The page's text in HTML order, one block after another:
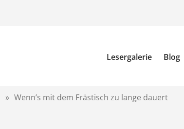
Lesergalerie Blog
» Wenn’s mit dem Frästisch zu lange dauert